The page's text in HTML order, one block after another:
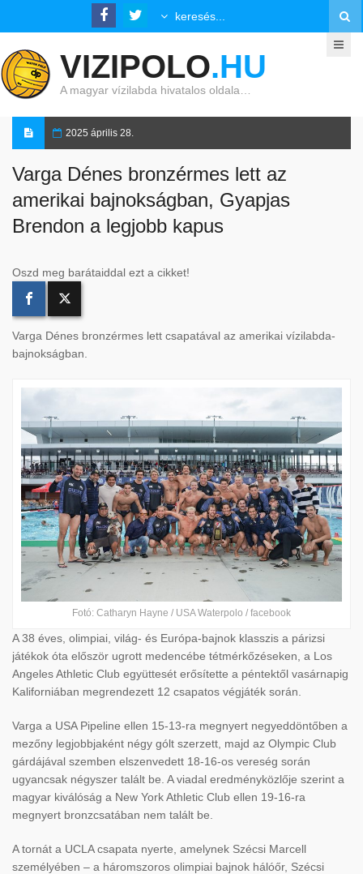
VIZIPOLO.HU
A magyar vízilabda hivatalos oldala…
2025 április 28.
Varga Dénes bronzérmes lett az
amerikai bajnokságban, Gyapjas
Brendon a legjobb kapus
Oszd meg barátaiddal ezt a cikket!
Varga Dénes bronzérmes lett csapatával az amerikai vízilabda-
bajnokságban.
Fotó: Catharyn Hayne / USA Waterpolo / facebook
A 38 éves, olimpiai, világ- és Európa-bajnok klasszis a párizsi
játékok óta először ugrott medencébe tétmérkőzéseken, a Los
Angeles Athletic Club együttesét erősítette a péntektől vasárnapig
Kaliforniában megrendezett 12 csapatos végjáték során.
Varga a USA Pipeline ellen 15-13-ra megnyert negyeddöntőben a
mezőny legjobbjaként négy gólt szerzett, majd az Olympic Club
gárdájával szemben elszenvedett 18-16-os vereség során
ugyancsak négyszer talált be. A viadal eredményközlője szerint a
magyar kiválóság a New York Athletic Club ellen 19-16-ra
megnyert bronzcsatában nem talált be.
A tornát a UCLA csapata nyerte, amelynek Szécsi Marcell
személyében – a háromszoros olimpiai bajnok hálóőr, Szécsi